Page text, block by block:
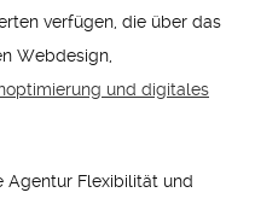
verfügen, die über das
Webdesign,
und digitales
Agentur Flexibilität und